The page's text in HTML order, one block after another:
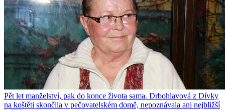
Pět let manželství, pak do konce života sama. Drbohlavová z Dívky
na koštěti skončila v pečovatelském domě, nepoznávala ani nejbližší